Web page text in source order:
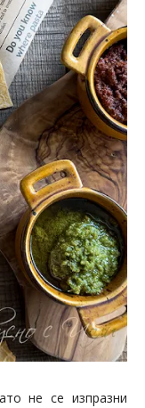
не се изпразни